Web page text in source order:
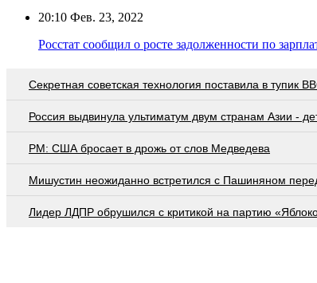
20:10 Фев. 23, 2022
Росстат сообщил о росте задолженности по
Секретная советская технология поставила в тупик
Россия выдвинула ультиматум двум странам Азии -
PM: США бросает в дрожь от слов Медведева
Мишустин неожиданно встретился с Пашиняном
Лидер ЛДПР обрушился с критикой на партию